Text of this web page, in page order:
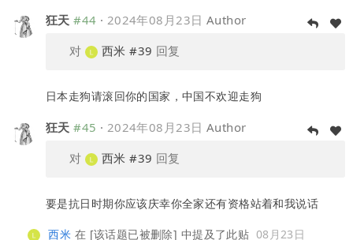
狂天 #44 · 2024年08月23日 Author
对
西米 #39 回复
日本走狗请滚回你的国家，中国不欢迎走狗
狂天 #45 · 2024年08月23日 Author
对
西米 #39 回复
要是抗日时期你应该庆幸你全家还有资格站着和我说话
西米 在 [该话题已被删除] 中提及了此贴 08月23日